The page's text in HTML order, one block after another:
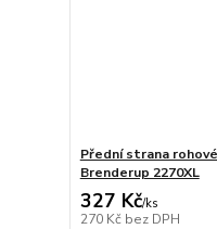
Přední strana
Brenderup 2270XL
327 Kč/ks
270 Kč bez DPH